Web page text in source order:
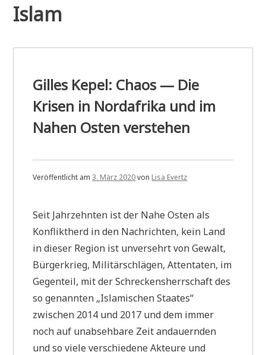
Islam
Gilles Kepel: Chaos — Die
Krisen in Nordafrika und im
Nahen Osten verstehen
Veröffentlicht am3. März 2020von Lisa Evertz
Seit Jahrzehnten ist der Nahe Osten als
Konfliktherd in den Nachrichten, kein Land
in dieser Region ist unversehrt von Gewalt,
Bürgerkrieg, Militärschlägen, Attentaten, im
Gegenteil, mit der Schreckensherrschaft des
so genannten „Islamischen Staates“
zwischen 2014 und 2017 und dem immer
noch auf unabsehbare Zeit andauernden
und so viele verschiedene Akteure und